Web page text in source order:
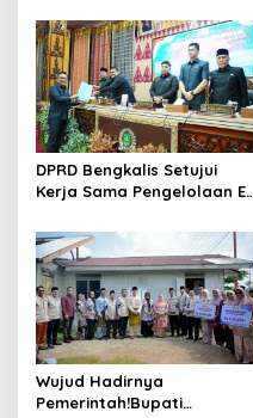
a
r
a
n
Semangat Membangun
Negeri Junjungan.
DPRD Bengkalis Setujui
Kerja Sama Pengelolaan E-
Sungai Selari.
Wujud Hadirnya
Pemerintah!Bupati